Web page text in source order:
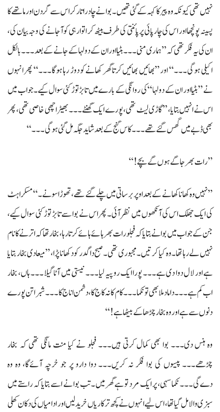
نہیں تھی کیونکہ وہ پیر کا کہہ کے گئی تھیں۔ بوا نے چادر اتار کر اس سے گردن اور ماتھے کا
پسینہ پونچھا اور اس کی چارپائی پر پائنتی کی طرف بیٹھ کر اتوار ہی کو آجانے کی وجہ بیان کی،
ان کی یہ فکر تھی کہ ’’ہماری منی۔۔۔ بٹیا اور ان کے دولہا کے جانے کے بعد۔۔۔ بالکل
اکیلی ہوگی۔۔۔‘‘ اور ’’بھائیں بھائیں کرتا گھر کھانے کو دوڑ رہا ہوگا۔۔۔‘‘ پھر انہوں
نے ’’بٹیا اور ان کے دولہا‘‘ کی روانگی کے بارے میں تابڑ توڑ کئی سوال کیے۔ جواب میں
اس نے انہیں بتایا، ’’گاڑی لیٹ تھی، پورے ایک گھنٹے۔۔۔ بھیڑ اچھی خاصی تھی، پھر
بھی ڈبے میں گھس گئے تھے۔۔۔ کاس گنج کے بعد شاید جگہ مل گئی ہوگی۔۔۔‘‘
’’رات بھر جاگے ہوں گے بچے!‘‘
’’نہیں وہ کھانا کھانے کے بعد اوپر برساتی میں چلے گئے تھے، تھوڑا سونے۔‘‘ مسکراہٹ
کی ایک جھلک اس کی آنکھوں میں نظر آئی۔ پھر اس نے بوا سے تابڑ توڑ کئی سوال کیے،
جن کے جواب میں بوا نے بتایا کہ فجلورات بھر ہائے ہائے کرتا رہا، بخار تھا کہ اترنے کا نام
نہیں لے رہا تھا۔ وہ کیا کرتیں۔ مجبوری تھی۔ صبح داگدر کو دکھانا پڑا، ’’میعادی بخار بتایا
ہے اور لال دوا دی ہے۔۔۔ پورا ایک روپیہ لیا۔۔۔ نیستی میں آٹا گیلا۔۔۔ ہاں، بخار
اب کم ہے۔۔۔ داماد ملا بھی تو نکما۔۔۔ کام کا نہ کاج کا، دشمن اناج کا۔۔۔ شبراتن پورے
دنوں سے ہے اور وہ بخار چڑھا کے بیٹھا ہے!‘‘
وہ ہنس دی۔۔۔ بوا بھی کمال کرتی ہیں۔۔۔ فجلو نے کیا منت مانگی تھی کہ بخار
چڑھے۔۔۔ پیسوں کی بوا فکر نہ کریں۔۔۔ دوا دارو پر جو خرچہ آئےگا، وہ وہ
دےگی۔۔۔ نکما سہی، پر ایک مرد تو ہے گھر میں۔ تب بوا نے اسے بتایا کہ راستے میں
سبزی والا مل گیا تھا، اس لیے انہوں نے کچھ ترکاریاں خرید لیں اور ادا میاں کی دکان کھلی